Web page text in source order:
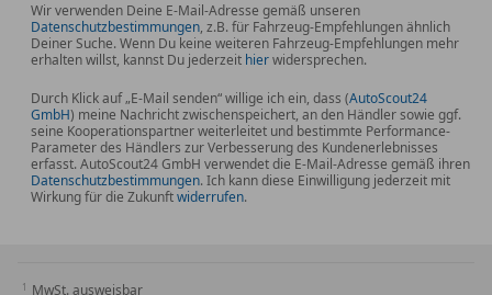
Wir verwenden Deine E-Mail-Adresse gemäß unseren
Datenschutzbestimmungen, z.B. für Fahrzeug-Empfehlungen ähnlich
Deiner Suche. Wenn Du keine weiteren Fahrzeug-Empfehlungen mehr
erhalten willst, kannst Du jederzeit hierwidersprechen.
Durch Klick auf „E-Mail senden“ willige ich ein, dass (AutoScout24
GmbH) meine Nachricht zwischenspeichert, an den Händler sowie ggf.
seine Kooperationspartner weiterleitet und bestimmte Performance-
Parameter des Händlers zur Verbesserung des Kundenerlebnisses
erfasst. AutoScout24 GmbH verwendet die E-Mail-Adresse gemäß ihren
Datenschutzbestimmungen. Ich kann diese Einwilligung jederzeit mit
Wirkung für die Zukunftwiderrufen.
MwSt. ausweisbar